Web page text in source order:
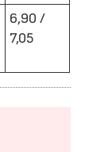
6,90 /
7,05